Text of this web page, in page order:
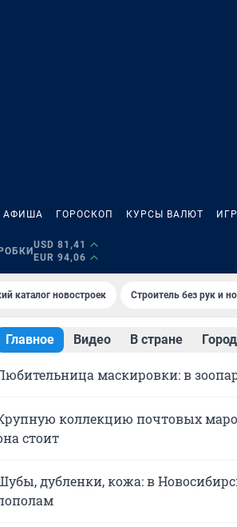
АФИША ГОРОСКОП КУРСЫ ВАЛЮТ
USD 81,41
EUR 94,06
каталог новостроек Строитель без рук и
Главное Видео В стране Город
маскировки: в
коллекцию почтовых
стоит
дубленки, кожа: в